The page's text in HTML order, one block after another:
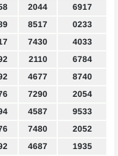
2044
6917
8517
0233
7430
4033
2110
6784
4677
8740
7290
2054
4587
9533
7480
2052
4687
1935